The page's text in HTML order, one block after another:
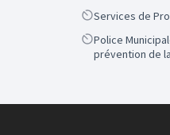
ScopeServices de
Scope
Police Municipale / Sécurité et
prévention de